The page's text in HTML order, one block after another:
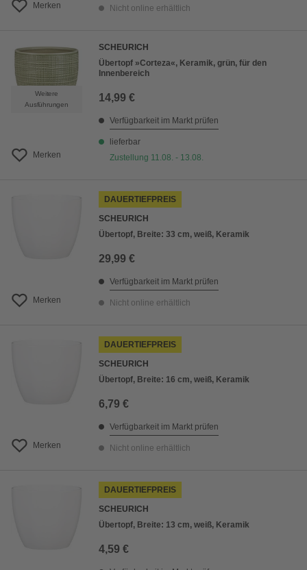
Merken Nicht online erhältlich
Weitere
Ausführungen
Merken
SCHEURICH
Übertopf »Corteza«, Keramik, grün, für den
Innenbereich
14,99 €
Verfügbarkeit im Markt prüfen
lieferbar
Zustellung 11.08. - 13.08.
Merken
DAUERTIEFPREIS
SCHEURICH
Übertopf, Breite: 33 cm, weiß, Keramik
29,99 €
Verfügbarkeit im Markt prüfen
Nicht online erhältlich
Merken
DAUERTIEFPREIS
SCHEURICH
Übertopf, Breite: 16 cm, weiß, Keramik
6,79 €
Verfügbarkeit im Markt prüfen
Nicht online erhältlich
DAUERTIEFPREIS
SCHEURICH
Übertopf, Breite: 13 cm, weiß, Keramik
4,59 €